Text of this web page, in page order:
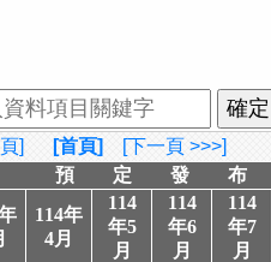
] [首頁] [下一頁 >>>]
預 定 發 布
114年
4月
114
年5
月
114
年6
月
114
年7
月